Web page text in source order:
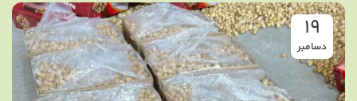
19
دسامبر